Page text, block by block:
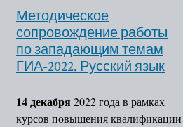
Методическое
сопровождение работы
по западающим темам
ГИА-2022. Русский язык
14 декабря2022 года в рамках
курсов повышения квалификации